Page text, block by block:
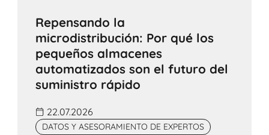
Repensando la
microdistribución: Por qué los
pequeños almacenes
automatizados son el futuro del
suministro rápido
22.07.2026
DATOS Y ASESORAMIENTO DE EXPERTOS